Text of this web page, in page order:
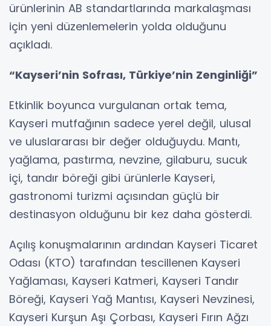
ürünlerinin AB standartlarında markalaşması
için yeni düzenlemelerin yolda olduğunu
açıkladı.
“Kayseri’nin Sofrası, Türkiye’nin Zenginliği”
Etkinlik boyunca vurgulanan ortak tema,
Kayseri mutfağının sadece yerel değil, ulusal
ve uluslararası bir değer olduğuydu. Mantı,
yağlama, pastırma, nevzine, gilaburu, sucuk
içi, tandır böreği gibi ürünlerle Kayseri,
gastronomi turizmi açısından güçlü bir
destinasyon olduğunu bir kez daha gösterdi.
Açılış konuşmalarının ardından Kayseri Ticaret
Odası (KTO) tarafından tescillenen Kayseri
Yağlaması, Kayseri Katmeri, Kayseri Tandır
Böreği, Kayseri Yağ Mantısı, Kayseri Nevzinesi,
Kayseri Kurşun Aşı Çorbası, Kayseri Fırın Ağzı